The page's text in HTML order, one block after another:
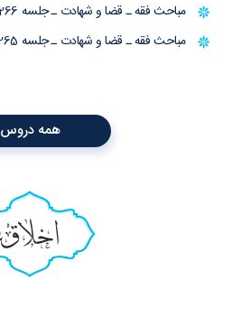
مباحث فقه ـ قضا و شهادت ـ جلسه 266(1404/11/19)
مباحث فقه ـ قضا و شهادت ـ جلسه 265(1404/11/18)
همه دروس
اخلاق